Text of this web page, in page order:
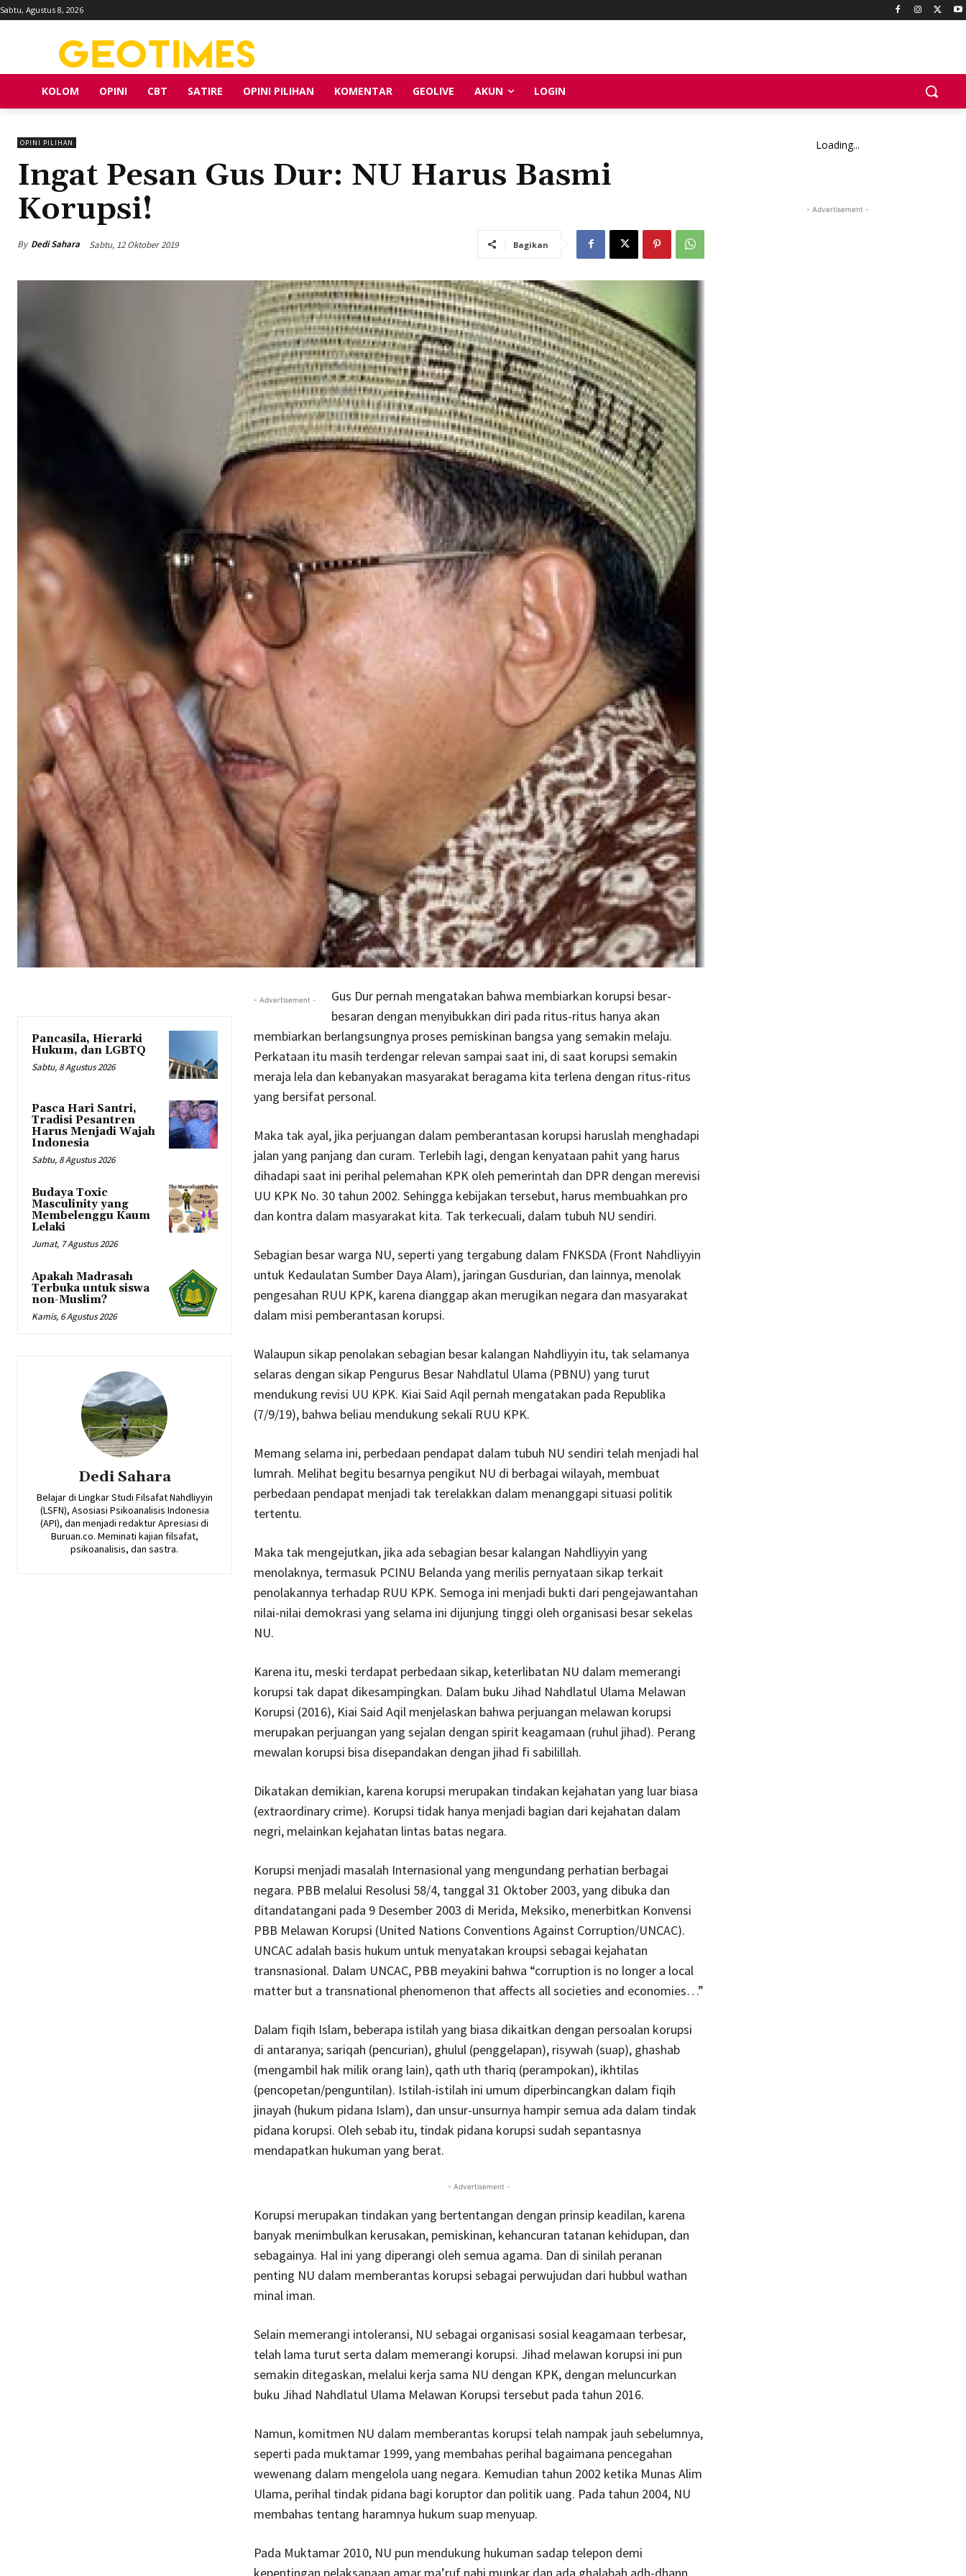
Sabtu, Agustus 8, 2026
KOLOM OPINI CBT SATIRE OPINI PILIHAN KOMENTAR GEOLIVE AKUN LOGIN
OPINI PILIHAN
Ingat Pesan Gus Dur: NU Harus Basmi
Korupsi!
By Dedi Sahara Sabtu, 12 Oktober 2019 Bagikan
Pancasila, Hierarki
Hukum, dan LGBTQ
Sabtu, 8 Agustus 2026
Pasca Hari Santri,
Tradisi Pesantren
Harus Menjadi Wajah
Indonesia
Sabtu, 8 Agustus 2026
Budaya Toxic
Masculinity yang
Membelenggu Kaum
Lelaki
Jumat, 7 Agustus 2026
Apakah Madrasah
Terbuka untuk siswa
non-Muslim?
Kamis, 6 Agustus 2026
Dedi Sahara
Belajar di Lingkar Studi Filsafat Nahdliyyin
(LSFN), Asosiasi Psikoanalisis Indonesia
(API), dan menjadi redaktur Apresiasi di
Buruan.co. Meminati kajian filsafat,
psikoanalisis, dan sastra.
- Advertisement -
Gus Dur pernah mengatakan bahwa membiarkan korupsi besar-
besaran dengan menyibukkan diri pada ritus-ritus hanya akan
membiarkan berlangsungnya proses pemiskinan bangsa yang semakin melaju.
Perkataan itu masih terdengar relevan sampai saat ini, di saat korupsi semakin
meraja lela dan kebanyakan masyarakat beragama kita terlena dengan ritus-ritus
yang bersifat personal.
Maka tak ayal, jika perjuangan dalam pemberantasan korupsi haruslah menghadapi
jalan yang panjang dan curam. Terlebih lagi, dengan kenyataan pahit yang harus
dihadapi saat ini perihal pelemahan KPK oleh pemerintah dan DPR dengan merevisi
UU KPK No. 30 tahun 2002. Sehingga kebijakan tersebut, harus membuahkan pro
dan kontra dalam masyarakat kita. Tak terkecuali, dalam tubuh NU sendiri.
Sebagian besar warga NU, seperti yang tergabung dalam FNKSDA (Front Nahdliyyin
untuk Kedaulatan Sumber Daya Alam), jaringan Gusdurian, dan lainnya, menolak
pengesahan RUU KPK, karena dianggap akan merugikan negara dan masyarakat
dalam misi pemberantasan korupsi.
Walaupun sikap penolakan sebagian besar kalangan Nahdliyyin itu, tak selamanya
selaras dengan sikap Pengurus Besar Nahdlatul Ulama (PBNU) yang turut
mendukung revisi UU KPK. Kiai Said Aqil pernah mengatakan pada Republika
(7/9/19), bahwa beliau mendukung sekali RUU KPK.
Memang selama ini, perbedaan pendapat dalam tubuh NU sendiri telah menjadi hal
lumrah. Melihat begitu besarnya pengikut NU di berbagai wilayah, membuat
perbedaan pendapat menjadi tak terelakkan dalam menanggapi situasi politik
tertentu.
Maka tak mengejutkan, jika ada sebagian besar kalangan Nahdliyyin yang
menolaknya, termasuk PCINU Belanda yang merilis pernyataan sikap terkait
penolakannya terhadap RUU KPK. Semoga ini menjadi bukti dari pengejawantahan
nilai-nilai demokrasi yang selama ini dijunjung tinggi oleh organisasi besar sekelas
NU.
Karena itu, meski terdapat perbedaan sikap, keterlibatan NU dalam memerangi
korupsi tak dapat dikesampingkan. Dalam buku Jihad Nahdlatul Ulama Melawan
Korupsi (2016), Kiai Said Aqil menjelaskan bahwa perjuangan melawan korupsi
merupakan perjuangan yang sejalan dengan spirit keagamaan (ruhul jihad). Perang
mewalan korupsi bisa disepandakan dengan jihad fi sabilillah.
Dikatakan demikian, karena korupsi merupakan tindakan kejahatan yang luar biasa
(extraordinary crime). Korupsi tidak hanya menjadi bagian dari kejahatan dalam
negri, melainkan kejahatan lintas batas negara.
Korupsi menjadi masalah Internasional yang mengundang perhatian berbagai
negara. PBB melalui Resolusi 58/4, tanggal 31 Oktober 2003, yang dibuka dan
ditandatangani pada 9 Desember 2003 di Merida, Meksiko, menerbitkan Konvensi
PBB Melawan Korupsi (United Nations Conventions Against Corruption/UNCAC).
UNCAC adalah basis hukum untuk menyatakan kroupsi sebagai kejahatan
transnasional. Dalam UNCAC, PBB meyakini bahwa “corruption is no longer a local
matter but a transnational phenomenon that affects all societies and economies…”
Dalam fiqih Islam, beberapa istilah yang biasa dikaitkan dengan persoalan korupsi
di antaranya; sariqah (pencurian), ghulul (penggelapan), risywah (suap), ghashab
(mengambil hak milik orang lain), qath uth thariq (perampokan), ikhtilas
(pencopetan/penguntilan). Istilah-istilah ini umum diperbincangkan dalam fiqih
jinayah (hukum pidana Islam), dan unsur-unsurnya hampir semua ada dalam tindak
pidana korupsi. Oleh sebab itu, tindak pidana korupsi sudah sepantasnya
mendapatkan hukuman yang berat.
- Advertisement -
Korupsi merupakan tindakan yang bertentangan dengan prinsip keadilan, karena
banyak menimbulkan kerusakan, pemiskinan, kehancuran tatanan kehidupan, dan
sebagainya. Hal ini yang diperangi oleh semua agama. Dan di sinilah peranan
penting NU dalam memberantas korupsi sebagai perwujudan dari hubbul wathan
minal iman.
Selain memerangi intoleransi, NU sebagai organisasi sosial keagamaan terbesar,
telah lama turut serta dalam memerangi korupsi. Jihad melawan korupsi ini pun
semakin ditegaskan, melalui kerja sama NU dengan KPK, dengan meluncurkan
buku Jihad Nahdlatul Ulama Melawan Korupsi tersebut pada tahun 2016.
Namun, komitmen NU dalam memberantas korupsi telah nampak jauh sebelumnya,
seperti pada muktamar 1999, yang membahas perihal bagaimana pencegahan
wewenang dalam mengelola uang negara. Kemudian tahun 2002 ketika Munas Alim
Ulama, perihal tindak pidana bagi koruptor dan politik uang. Pada tahun 2004, NU
membahas tentang haramnya hukum suap menyuap.
Pada Muktamar 2010, NU pun mendukung hukuman sadap telepon demi
kepentingan pelaksanaan amar ma’ruf nahi munkar dan ada ghalabah adh-dhann
Loading...
- Advertisement -